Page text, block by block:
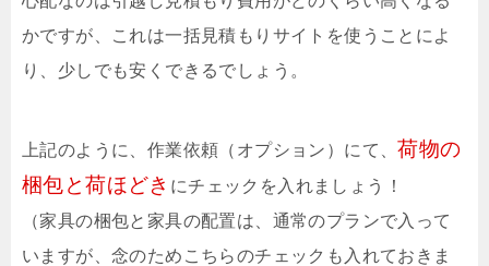
かですが、これは一括見積もりサイトを使うことによ
り、少しでも安くできるでしょう。
上記のように、作業依頼（オプション）にて、荷物の
梱包と荷ほどき にチェックを入れましょう！
（家具の梱包と家具の配置は、通常のプランで入って
いますが、念のためこちらのチェックも入れておきま